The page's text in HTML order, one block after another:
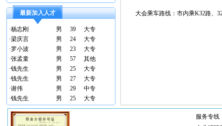
最新加入人才
·杨志刚 男 39
大专
·梁庆言 男 24
大专
·罗小波 男 23
大专
·张孟童 男 57
其他
·钱先生 男 25
大专
·钱先生 男 27
大专
·谢伟 男 29
中专
·钱先生 男 25 大专
大会乘车路线：市内乘K32路、32